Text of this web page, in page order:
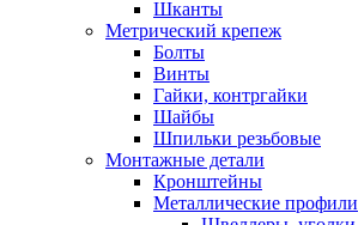
Шканты
Метрический крепеж
Болты
Винты
Гайки, контргайки
Шайбы
Шпильки резьбовые
Монтажные детали
Кронштейны
Металлические профили